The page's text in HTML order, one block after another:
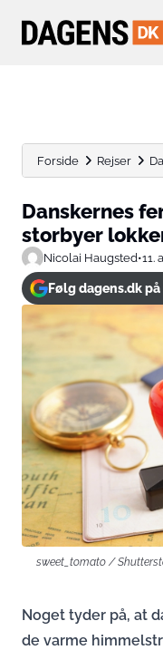
Forside Rejser
Danskernes
storbyer
Nicolai Haugsted•11.
Følg dagens.dk
sweet_tomato /
Noget tyder på, at
de varme